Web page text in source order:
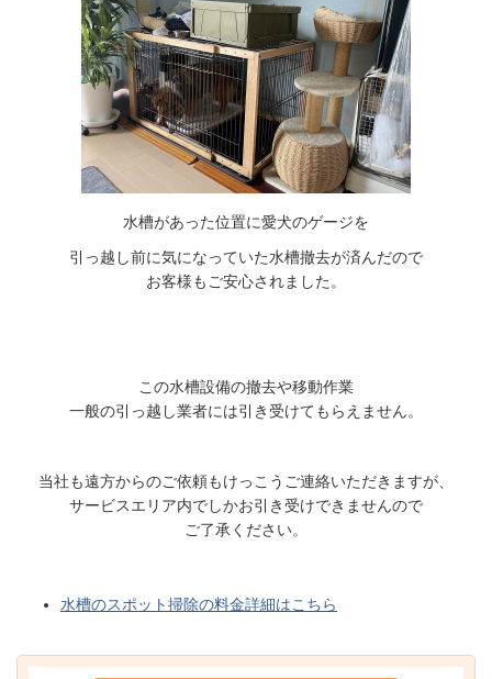
水槽があった位置に愛犬のゲージを
引っ越し前に気になっていた水槽撤去が済んだので
お客様もご安心されました。
この水槽設備の撤去や移動作業
一般の引っ越し業者には引き受けてもらえません。
当社も遠方からのご依頼もけっこうご連絡いただきますが、
サービスエリア内でしかお引き受けできませんので
ご了承ください。
水槽のスポット掃除の料金詳細はこちら